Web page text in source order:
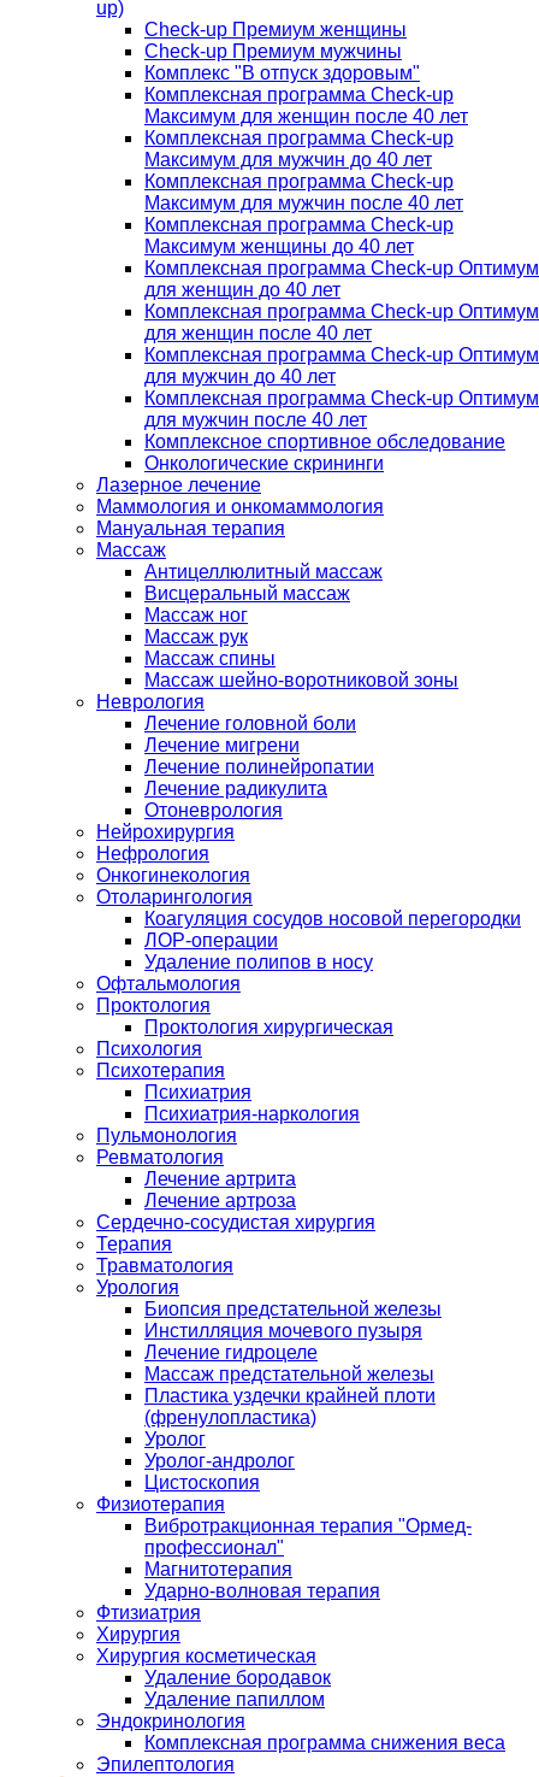
up)
Check-up Премиум женщины
Check-up Премиум мужчины
Комплекс "В отпуск здоровым"
Комплексная программа Check-up
Максимум для женщин после 40 лет
Комплексная программа Check-up
Максимум для мужчин до 40 лет
Комплексная программа Check-up
Максимум для мужчин после 40 лет
Комплексная программа Check-up
Максимум женщины до 40 лет
Комплексная программа Check-up Оптимум
для женщин до 40 лет
Комплексная программа Check-up Оптимум
для женщин после 40 лет
Комплексная программа Check-up Оптимум
для мужчин до 40 лет
Комплексная программа Check-up Оптимум
для мужчин после 40 лет
Комплексное спортивное обследование
Онкологические скрининги
Лазерное лечение
Маммология и онкомаммология
Мануальная терапия
Массаж
Антицеллюлитный массаж
Висцеральный массаж
Массаж ног
Массаж рук
Массаж спины
Массаж шейно-воротниковой зоны
Неврология
Лечение головной боли
Лечение мигрени
Лечение полинейропатии
Лечение радикулита
Отоневрология
Нейрохирургия
Нефрология
Онкогинекология
Отоларингология
Коагуляция сосудов носовой перегородки
ЛОР-операции
Удаление полипов в носу
Офтальмология
Проктология
Проктология хирургическая
Психология
Психотерапия
Психиатрия
Психиатрия-наркология
Пульмонология
Ревматология
Лечение артрита
Лечение артроза
Сердечно-сосудистая хирургия
Терапия
Травматология
Урология
Биопсия предстательной железы
Инстилляция мочевого пузыря
Лечение гидроцеле
Массаж предстательной железы
Пластика уздечки крайней плоти
(френулопластика)
Уролог
Уролог-андролог
Цистоскопия
Физиотерапия
Вибротракционная терапия "Ормед-
профессионал"
Магнитотерапия
Ударно-волновая терапия
Фтизиатрия
Хирургия
Хирургия косметическая
Удаление бородавок
Удаление папиллом
Эндокринология
Комплексная программа снижения веса
Эпилептология